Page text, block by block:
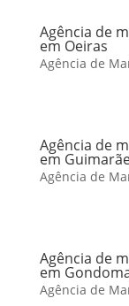
Agência de
em Oeiras
Agência de
Agência de
em
Agência de
Agência de
em
Agência de